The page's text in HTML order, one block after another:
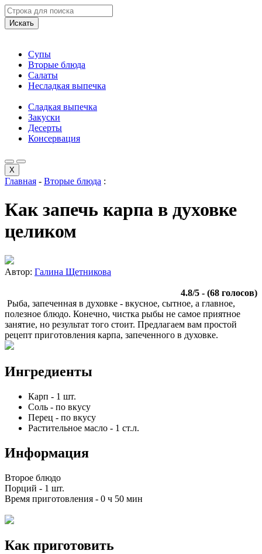
Искать
Супы
Вторые блюда
Салаты
Несладкая выпечка
Сладкая выпечка
Закуски
Десерты
Консервация
X
Главная - Вторые блюда :
Как запечь карпа в духовке
целиком
Автор: Галина Щетникова
4.8/5 - (68 голосов)
Рыба, запеченная в духовке - вкусное, сытное, а главное,
полезное блюдо. Конечно, чистка рыбы не самое приятное
занятие, но результат того стоит. Предлагаем вам простой
рецепт приготовления карпа, запеченного в духовке.
Ингредиенты
Карп - 1 шт.
Соль - по вкусу
Перец - по вкусу
Растительное масло - 1 ст.л.
Информация
Второе блюдо
Порций - 1 шт.
Время приготовления - 0 ч 50 мин
Как приготовить